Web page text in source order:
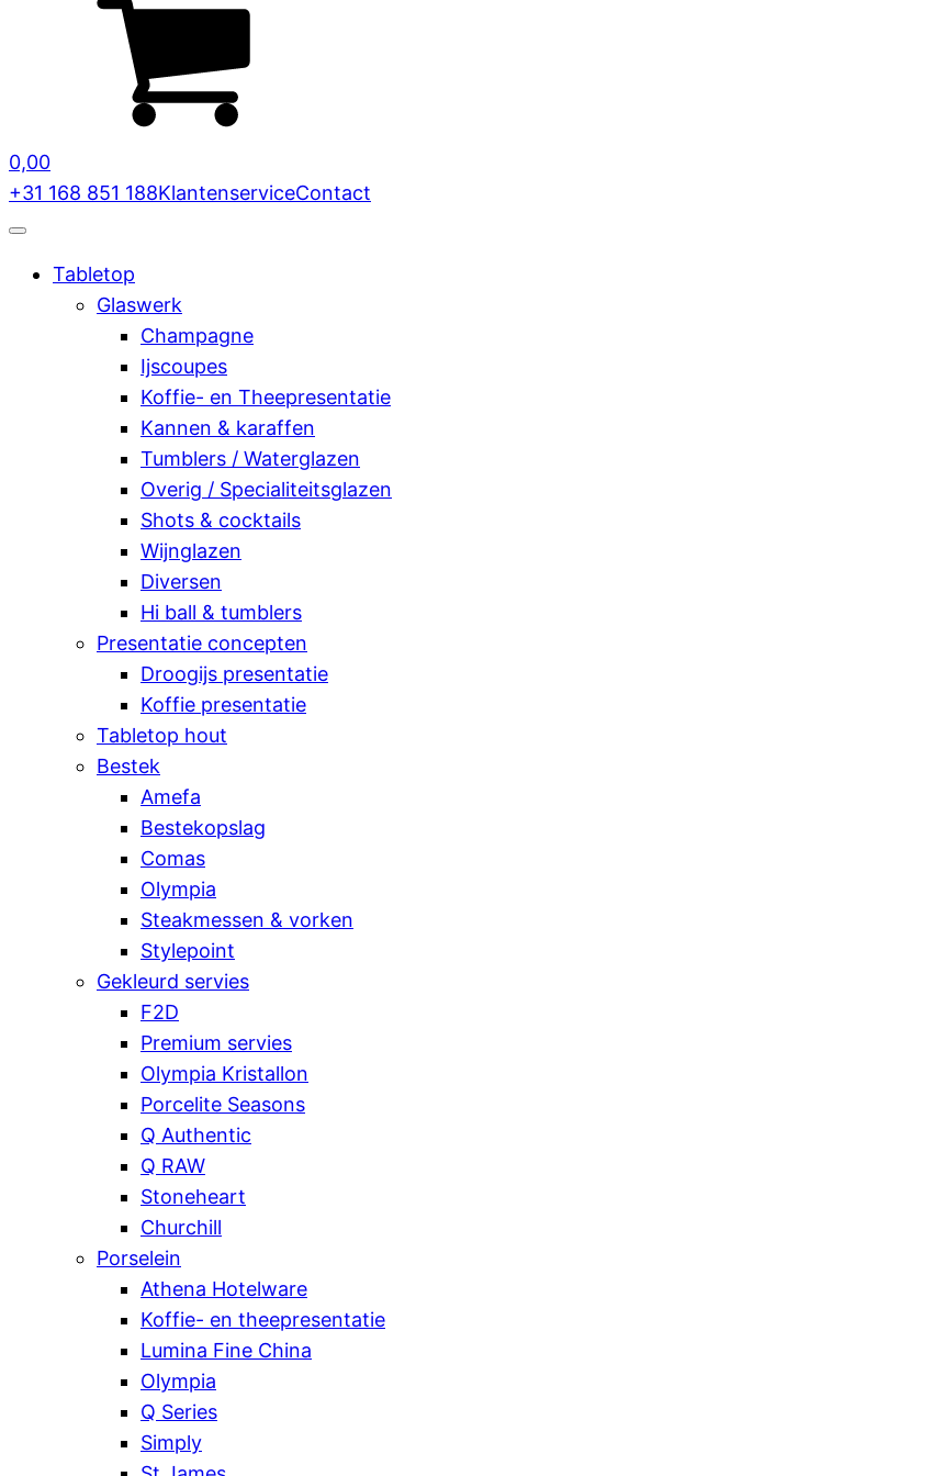
0,00
+31 168 851 188KlantenserviceContact
Tabletop
Glaswerk
Champagne
Ijscoupes
Koffie- en Theepresentatie
Kannen & karaffen
Tumblers / Waterglazen
Overig / Specialiteitsglazen
Shots & cocktails
Wijnglazen
Diversen
Hi ball & tumblers
Presentatie concepten
Droogijs presentatie
Koffie presentatie
Tabletop hout
Bestek
Amefa
Bestekopslag
Comas
Olympia
Steakmessen & vorken
Stylepoint
Gekleurd servies
F2D
Premium servies
Olympia Kristallon
Porcelite Seasons
Q Authentic
Q RAW
Stoneheart
Churchill
Porselein
Athena Hotelware
Koffie- en theepresentatie
Lumina Fine China
Olympia
Q Series
Simply